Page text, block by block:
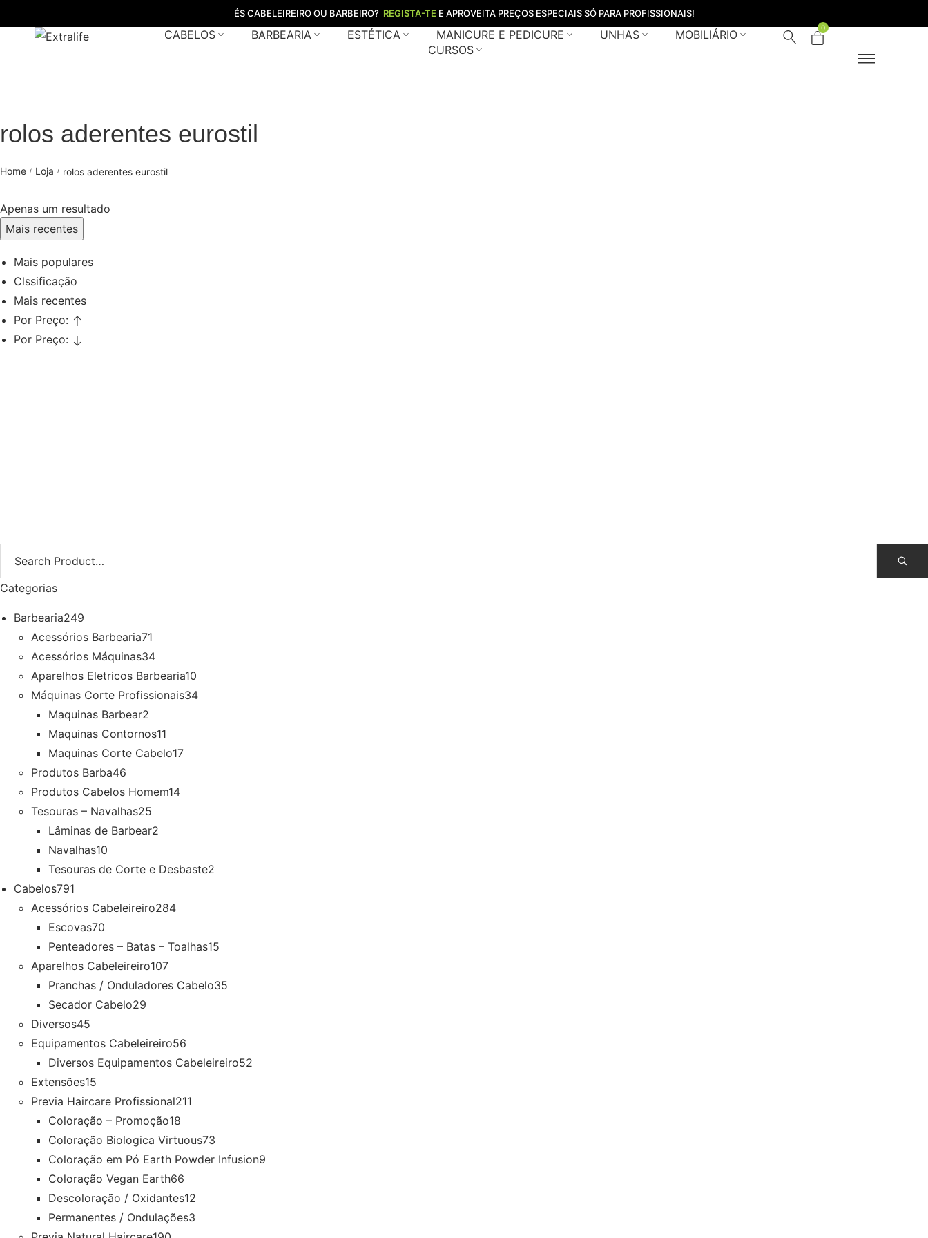
ÉS CABELEIREIRO OU BARBEIRO? REGISTA-TE E APROVEITA PREÇOS ESPECIAIS SÓ PARA PROFISSIONAIS!
CABELOS BARBEARIA ESTÉTICA MANICURE E PEDICURE UNHAS
MOBILIÁRIO
CURSOS
0
rolos aderentes eurostil
Home / Loja / rolos aderentes eurostil
Apenas um resultado
Mais recentes
Mais populares
Clssificação
Mais recentes
Por Preço:
Por Preço:
Categorias
Barbearia249
Acessórios Barbearia71
Acessórios Máquinas34
Aparelhos Eletricos Barbearia10
Máquinas Corte Profissionais34
Maquinas Barbear2
Maquinas Contornos11
Maquinas Corte Cabelo17
Produtos Barba46
Produtos Cabelos Homem14
Tesouras – Navalhas25
Lâminas de Barbear2
Navalhas10
Tesouras de Corte e Desbaste2
Cabelos791
Acessórios Cabeleireiro284
Escovas70
Penteadores – Batas – Toalhas15
Aparelhos Cabeleireiro107
Pranchas / Onduladores Cabelo35
Secador Cabelo29
Diversos45
Equipamentos Cabeleireiro56
Diversos Equipamentos Cabeleireiro52
Extensões15
Previa Haircare Profissional211
Coloração – Promoção18
Coloração Biologica Virtuous73
Coloração em Pó Earth Powder Infusion9
Coloração Vegan Earth66
Descoloração / Oxidantes12
Permanentes / Ondulações3